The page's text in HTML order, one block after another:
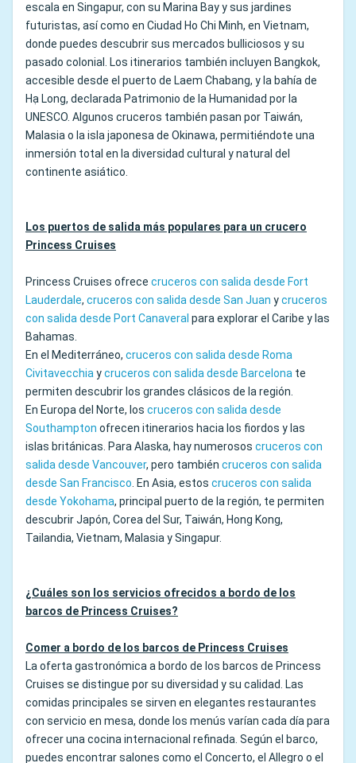
escala en Singapur, con su Marina Bay y sus jardines
futuristas, así como en Ciudad Ho Chi Minh, en Vietnam,
donde puedes descubrir sus mercados bulliciosos y su
pasado colonial. Los itinerarios también incluyen Bangkok,
accesible desde el puerto de Laem Chabang, y la bahía de
Hạ Long, declarada Patrimonio de la Humanidad por la
UNESCO. Algunos cruceros también pasan por Taiwán,
Malasia o la isla japonesa de Okinawa, permitiéndote una
inmersión total en la diversidad cultural y natural del
continente asiático.
Los puertos de salida más populares para un crucero
Princess Cruises
Princess Cruises ofrece cruceros con salida desde Fort
Lauderdale, cruceros con salida desde San Juan ycruceros
con salida desde Port Canaveral para explorar el Caribe y las
Bahamas.
En el Mediterráneo, cruceros con salida desde Roma
Civitavecchiaycruceros con salida desde Barcelona te
permiten descubrir los grandes clásicos de la región.
En Europa del Norte, los cruceros con salida desde
Southampton ofrecen itinerarios hacia los fiordos y las
islas británicas. Para Alaska, hay numerosos cruceros con
salida desde Vancouver, pero también cruceros con salida
desde San Francisco. En Asia, estos cruceros con salida
desde Yokohama, principal puerto de la región, te permiten
descubrir Japón, Corea del Sur, Taiwán, Hong Kong,
Tailandia, Vietnam, Malasia y Singapur.
¿Cuáles son los servicios ofrecidos a bordo de los
barcos de Princess Cruises?
Comer a bordo de los barcos de Princess Cruises
La oferta gastronómica a bordo de los barcos de Princess
Cruises se distingue por su diversidad y su calidad. Las
comidas principales se sirven en elegantes restaurantes
con servicio en mesa, donde los menús varían cada día para
ofrecer una cocina internacional refinada. Según el barco,
puedes encontrar salones como el Concerto, el Allegro o el